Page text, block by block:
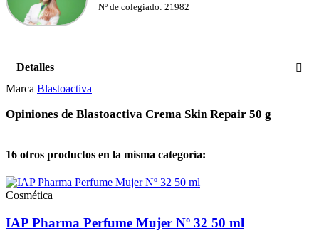
Nº de colegiado: 21982
Detalles
Marca Blastoactiva
Opiniones de Blastoactiva Crema Skin Repair 50 g
16 otros productos en la misma categoría:
Cosmética
IAP Pharma Perfume Mujer Nº 32 50 ml